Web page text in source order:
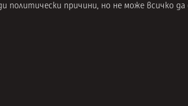
политически причини, но не може всичко да